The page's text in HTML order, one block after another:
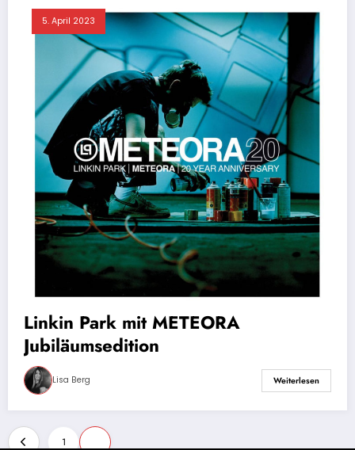
5. April 2023
Linkin Park mit METEORA
Jubiläumsedition
Lisa Berg Weiterlesen
Seitennummerierung
1